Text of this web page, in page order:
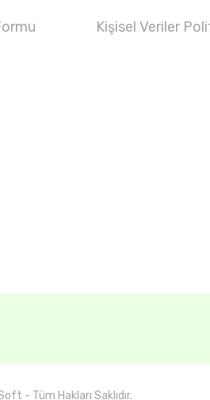
Kişisel Veriler
- Tüm Hakları Saklıdır.